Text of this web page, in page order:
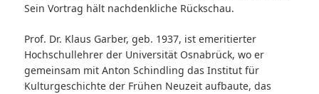
Sein Vortrag hält nachdenkliche Rückschau.
Prof. Dr. Klaus Garber, geb. 1937, ist emeritierter
Hochschullehrer der Universität Osnabrück, wo er
gemeinsam mit Anton Schindling das Institut für
Kulturgeschichte der Frühen Neuzeit aufbaute, das